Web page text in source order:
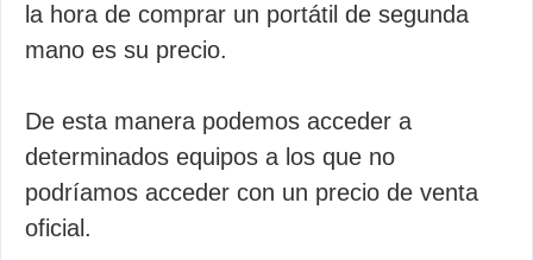
la hora de comprar un portátil de segunda
mano es su precio.
De esta manera podemos acceder a
determinados equipos a los que no
podríamos acceder con un precio de venta
oficial.